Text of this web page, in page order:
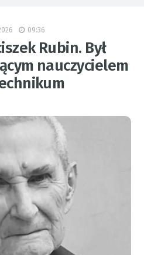
09:36
Rubin. Był
nauczycielem